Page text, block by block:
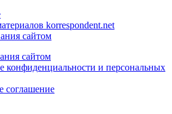
korrespondent.net
сайтом
сайтом
конфиденциальности и персональных
соглашение